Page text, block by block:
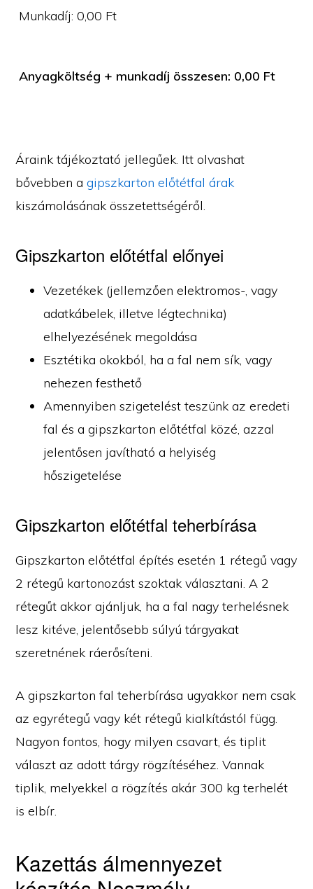
Munkadíj:0,00 Ft
Anyagköltség + munkadíj összesen: 0,00 Ft
Áraink tájékoztató jellegűek. Itt olvashat
bővebben agipszkarton előtétfal árak
kiszámolásának összetettségéről.
Gipszkarton előtétfal előnyei
Vezetékek (jellemzően elektromos-, vagy
adatkábelek, illetve légtechnika)
elhelyezésének megoldása
Esztétika okokból, ha a fal nem sík, vagy
nehezen festhető
Amennyiben szigetelést teszünk az eredeti
fal és a gipszkarton előtétfal közé, azzal
jelentősen javítható a helyiség
hőszigetelése
Gipszkarton előtétfal teherbírása
Gipszkarton előtétfal építés esetén 1 rétegű vagy
2 rétegű kartonozást szoktak választani. A 2
rétegűt akkor ajánljuk, ha a fal nagy terhelésnek
lesz kitéve, jelentősebb súlyú tárgyakat
szeretnének ráerősíteni.
A gipszkarton fal teherbírása ugyakkor nem csak
az egyrétegű vagy két rétegű kialkítástól függ.
Nagyon fontos, hogy milyen csavart, és tiplit
választ az adott tárgy rögzítéséhez. Vannak
tiplik, melyekkel a rögzítés akár 300 kg terhelét
is elbír.
Kazettás álmennyezet